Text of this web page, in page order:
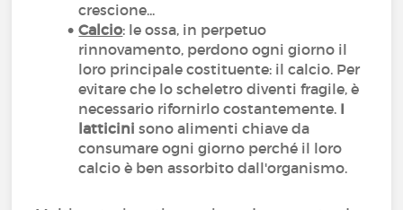
crescione...
Calcio: le ossa, in perpetuo
rinnovamento, perdono ogni giorno il
loro principale costituente: il calcio. Per
evitare che lo scheletro diventi fragile, è
necessario rifornirlo costantemente. I
latticini sono alimenti chiave da
consumare ogni giorno perché il loro
calcio è ben assorbito dall'organismo.